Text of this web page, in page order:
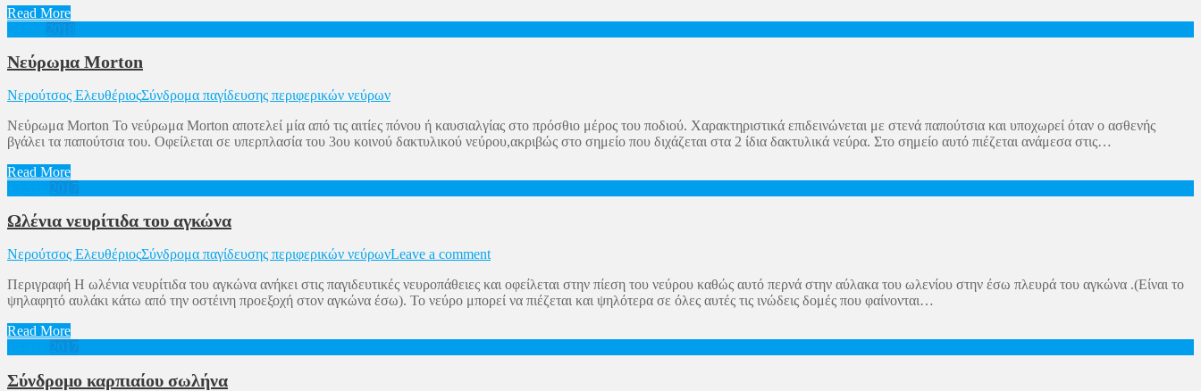
Read More
Νεύρωμα Morton
Νερούτσος ΕλευθέριοςΣύνδρομα παγίδευσης περιφερικών νεύρων
Νεύρωμα Morton Το νεύρωμα Morton αποτελεί μία από τις αιτίες πόνου ή καυσιαλγίας στο πρόσθιο μέρος του ποδιού. Χαρακτηριστικά επιδεινώνεται με στενά παπούτσια και υποχωρεί όταν ο ασθενής
βγάλει τα παπούτσια του. Οφείλεται σε υπερπλασία του 3ου κοινού δακτυλικού νεύρου,ακριβώς στο σημείο που διχάζεται στα 2 ίδια δακτυλικά νεύρα. Στο σημείο αυτό πιέζεται ανάμεσα στις…
Read More
Ωλένια νευρίτιδα του αγκώνα
Νερούτσος ΕλευθέριοςΣύνδρομα παγίδευσης περιφερικών νεύρωνLeave a comment
Περιγραφή Η ωλένια νευρίτιδα του αγκώνα ανήκει στις παγιδευτικές νευροπάθειες και οφείλεται στην πίεση του νεύρου καθώς αυτό περνά στην αύλακα του ωλενίου στην έσω πλευρά του αγκώνα .(Είναι το
ψηλαφητό αυλάκι κάτω από την οστέινη προεξοχή στον αγκώνα έσω). Το νεύρο μπορεί να πιέζεται και ψηλότερα σε όλες αυτές τις ινώδεις δομές που φαίνονται…
Read More
Σύνδρομο καρπιαίου σωλήνα